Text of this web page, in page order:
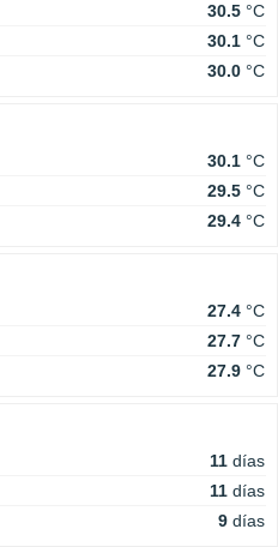
30.5 °C
30.1 °C
30.0 °C
30.1 °C
29.5 °C
29.4 °C
27.4 °C
27.7 °C
27.9 °C
11 días
11 días
9 días